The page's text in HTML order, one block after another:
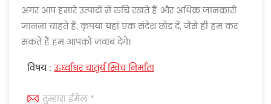
अगर आप हमारे उत्पादों में रुचि रखते हैं और अधिक जानकारी
जानना चाहते हैं, कृपया यहां एक संदेश छोड़ दें, जैसे ही हम कर
सकते हैं हम आपको जवाब देंगे।
विषय :ऊर्ध्वाधर चातुर्य स्विच निर्माता